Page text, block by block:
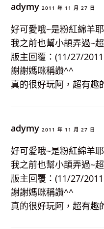
adymy2011 年 11 月 27 日
好可愛哦~是粉紅綿羊
我之前也幫小頡弄過~
版主回覆：(11/27/
謝謝媽咪稱讚^^
真的很好玩阿，超有趣
adymy2011 年 11 月 27 日
好可愛哦~是粉紅綿羊
我之前也幫小頡弄過~
版主回覆：(11/27/
謝謝媽咪稱讚^^
真的很好玩阿，超有趣